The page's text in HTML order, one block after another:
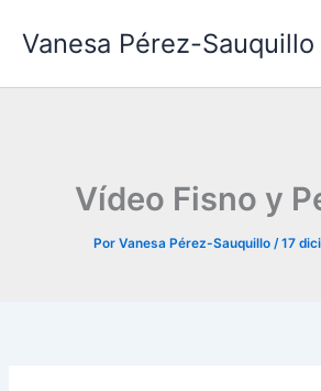
Vanesa Pérez-Sauquillo
Vídeo Fisno y
Por Vanesa Pérez-Sauquillo /17